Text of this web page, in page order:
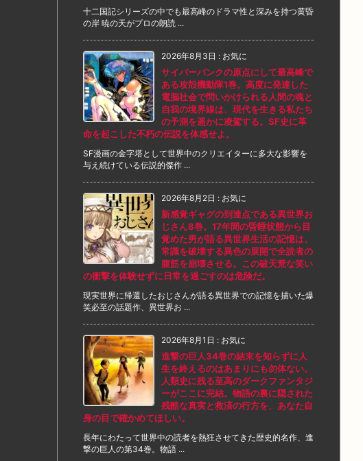
十二国記シリーズの中でも最高峰のドラマ性と深みを持つ黄昏
の岸 暁の天がプロの朗読 ...
2026年8月3日 : お気に
サイバーパンクの原点にして最高峰で
ある攻殻機動隊1巻。高度に発達した
電脳社会で問いかけられる人間の魂と
自我の境界線は、現代を生きる私たち
の予測を遥かに凌駕する。SF史に革
命を起こした不朽の伝説を体感せよ。
SF漫画の金字塔として世界中のクリエイターに多大な影響を
与え続けている伝説的傑作 ...
2026年8月2日 : お気に
新感覚ギャグの到達点である異世界お
じさん8巻。17年間の昏睡状態から目
覚めた男が語る異世界生活の記憶は、
常識を破壊する異色の展開で全読者の
腹筋を崩壊させる。この破天荒な笑い
の衝撃を体験せずに日常を過ごすのは危険だ。
現実世界に帰還したおじさんが語る異世界での記憶を描いた爆
笑必至の話題作、異世界お ...
2026年8月1日 : お気に
進撃の巨人34巻の結末を知らずに人
生を終えるのはあまりにも勿体ない。
人類史に残る至高のダークファンタジ
ーがここに完結。物語の裏に隠された
残酷な真実と救済の行方を、あなた自
身の目で確かめてほしい。
長年にわたって世界中の読者を熱狂させてきた歴史的名作、進
撃の巨人の第34巻。物語 ...